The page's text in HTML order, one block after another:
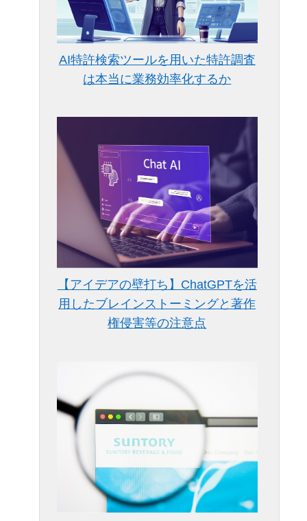
AI特許検索ツールを用いた特許調査
は本当に業務効率化するか
【アイデアの壁打ち】ChatGPTを活
用したブレインストーミングと著作
権侵害等の注意点